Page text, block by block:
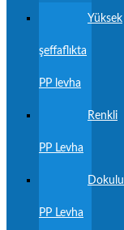
Yüksek
şeffaflıkta
PP levha
Renkli
PP Levha
Dokulu
PP Levha